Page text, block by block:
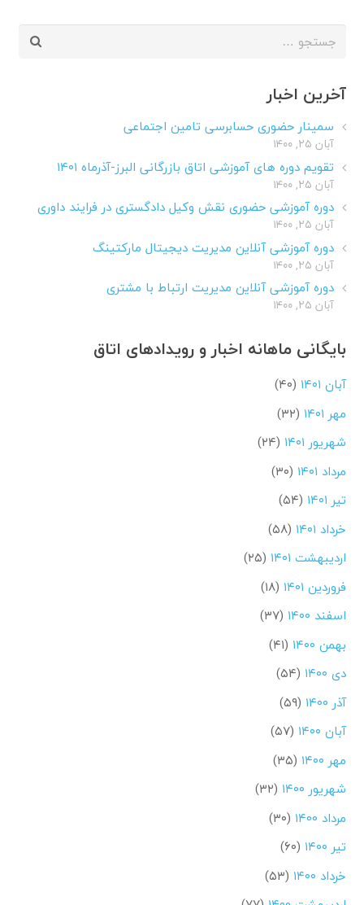
جستجو
آخرین اخبار
سمینار حضوری حسابرسی تامین اجتماعی
آبان ۲۵, ۱۴۰۰
تقویم دوره های آموزشی اتاق بازرگانی البرز-آذرماه ۱۴۰۱
آبان ۲۵, ۱۴۰۰
دوره آموزشی حضوری نقش وکیل دادگستری در فرایند داوری
آبان ۲۵, ۱۴۰۰
دوره آموزشی آنلاین مدیریت دیجیتال مارکتینگ
آبان ۲۵, ۱۴۰۰
دوره آموزشی آنلاین مدیریت ارتباط با مشتری
آبان ۲۵, ۱۴۰۰
بایگانی ماهانه اخبار و رویدادهای اتاق
آبان ۱۴۰۱
(۴۰)
مهر ۱۴۰۱
(۳۲)
شهریور ۱۴۰۱
(۲۴)
مرداد ۱۴۰۱
(۳۰)
تیر ۱۴۰۱
(۵۴)
خرداد ۱۴۰۱
(۵۸)
اردیبهشت ۱۴۰۱
(۲۵)
فروردین ۱۴۰۱
(۱۸)
اسفند ۱۴۰۰
(۳۷)
بهمن ۱۴۰۰
(۴۱)
دی ۱۴۰۰
(۵۴)
آذر ۱۴۰۰
(۵۹)
آبان ۱۴۰۰
(۵۷)
مهر ۱۴۰۰
(۳۵)
شهریور ۱۴۰۰
(۳۲)
مرداد ۱۴۰۰
(۳۰)
تیر ۱۴۰۰
(۶۰)
خرداد ۱۴۰۰
(۵۳)